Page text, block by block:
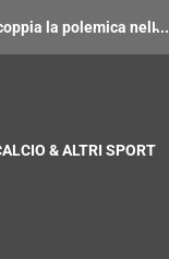
la polemica nell̵...
& ALTRI SPORT